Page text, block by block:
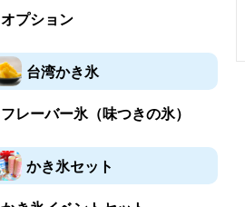
オプション
台湾かき氷
フレーバー氷（味つきの氷）
かき氷セット